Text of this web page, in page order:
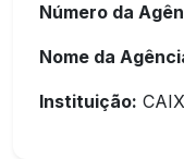
Número da
Nome da
Instituição: